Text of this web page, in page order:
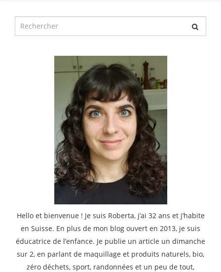
pour
:
Hello et bienvenue ! Je suis Roberta, j’ai 32 ans et j’habite
en Suisse. En plus de mon blog ouvert en 2013, je suis
éducatrice de l’enfance. Je publie un article un dimanche
sur 2, en parlant de maquillage et produits naturels, bio,
zéro déchets, sport, randonnées et un peu de tout,